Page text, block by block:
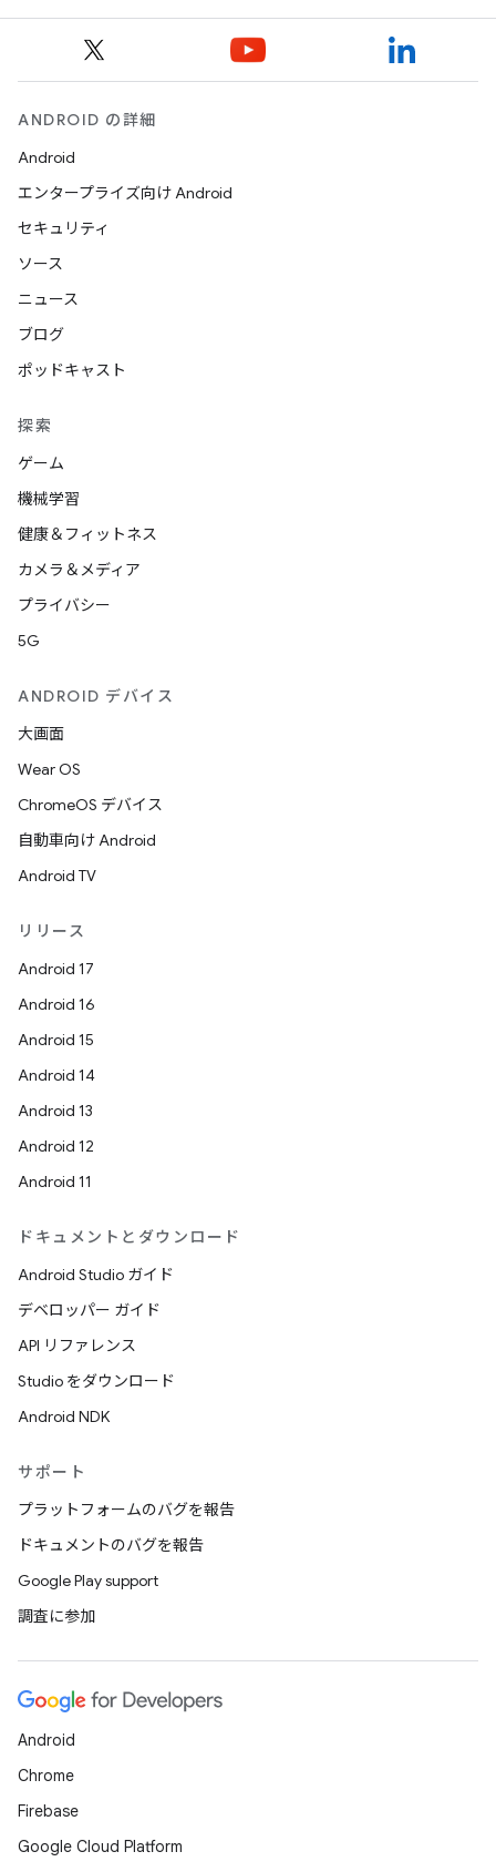
ANDROID の詳細
Android
エンタープライズ向け Android
セキュリティ
ソース
ニュース
ブログ
ポッドキャスト
探索
ゲーム
機械学習
健康＆フィットネス
カメラ＆メディア
プライバシー
5G
ANDROID デバイス
大画面
Wear OS
ChromeOS デバイス
自動車向け Android
Android TV
リリース
Android 17
Android 16
Android 15
Android 14
Android 13
Android 12
Android 11
ドキュメントとダウンロード
Android Studio ガイド
デベロッパー ガイド
API リファレンス
Studio をダウンロード
Android NDK
サポート
プラットフォームのバグを報告
ドキュメントのバグを報告
Google Play support
調査に参加
Android
Chrome
Firebase
Google Cloud Platform